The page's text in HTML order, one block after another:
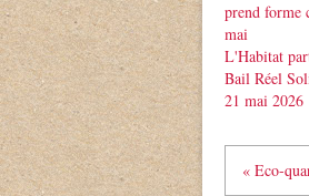
L'Habitat
Bail Réel
21 mai 2026
« Eco-